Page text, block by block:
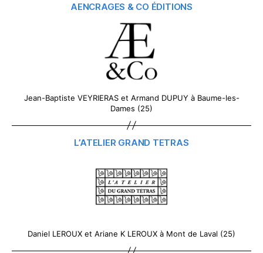
AENCRAGES & CO ÉDITIONS
Jean-Baptiste VEYRIERAS et Armand DUPUY à Baume-les-
Dames (25)
L’ATELIER GRAND TETRAS
Daniel LEROUX et Ariane K LEROUX à Mont de Laval (25)